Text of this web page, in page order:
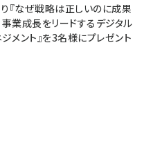
『なぜ戦略は正しいのに成果
業成長をリードするデジタル
メント』を3名様にプレゼント